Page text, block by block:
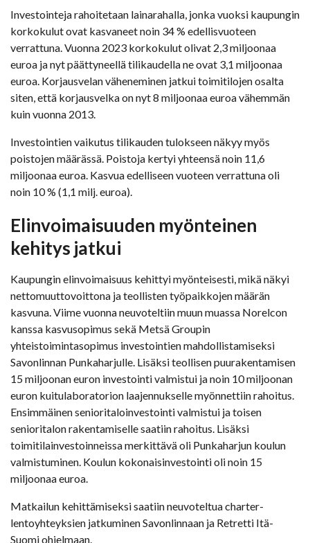
Investointeja rahoitetaan lainarahalla, jonka vuoksi kaupungin
korkokulut ovat kasvaneet noin 34 % edellisvuoteen
verrattuna. Vuonna 2023 korkokulut olivat 2,3 miljoonaa
euroa ja nyt päättyneellä tilikaudella ne ovat 3,1 miljoonaa
euroa. Korjausvelan väheneminen jatkui toimitilojen osalta
siten, että korjausvelka on nyt 8 miljoonaa euroa vähemmän
kuin vuonna 2013.
Investointien vaikutus tilikauden tulokseen näkyy myös
poistojen määrässä. Poistoja kertyi yhteensä noin 11,6
miljoonaa euroa. Kasvua edelliseen vuoteen verrattuna oli
noin 10 % (1,1 milj. euroa).
Elinvoimaisuuden myönteinen
kehitys jatkui
Kaupungin elinvoimaisuus kehittyi myönteisesti, mikä näkyi
nettomuuttovoittona ja teollisten työpaikkojen määrän
kasvuna. Viime vuonna neuvoteltiin muun muassa Norelcon
kanssa kasvusopimus sekä Metsä Groupin
yhteistoimintasopimus investointien mahdollistamiseksi
Savonlinnan Punkaharjulle. Lisäksi teollisen puurakentamisen
15 miljoonan euron investointi valmistui ja noin 10 miljoonan
euron kuitulaboratorion laajennukselle myönnettiin rahoitus.
Ensimmäinen senioritaloinvestointi valmistui ja toisen
senioritalon rakentamiselle saatiin rahoitus. Lisäksi
toimitilainvestoinneissa merkittävä oli Punkaharjun koulun
valmistuminen. Koulun kokonaisinvestointi oli noin 15
miljoonaa euroa.
Matkailun kehittämiseksi saatiin neuvoteltua charter-
lentoyhteyksien jatkuminen Savonlinnaan ja Retretti Itä-
Suomi ohjelmaan.